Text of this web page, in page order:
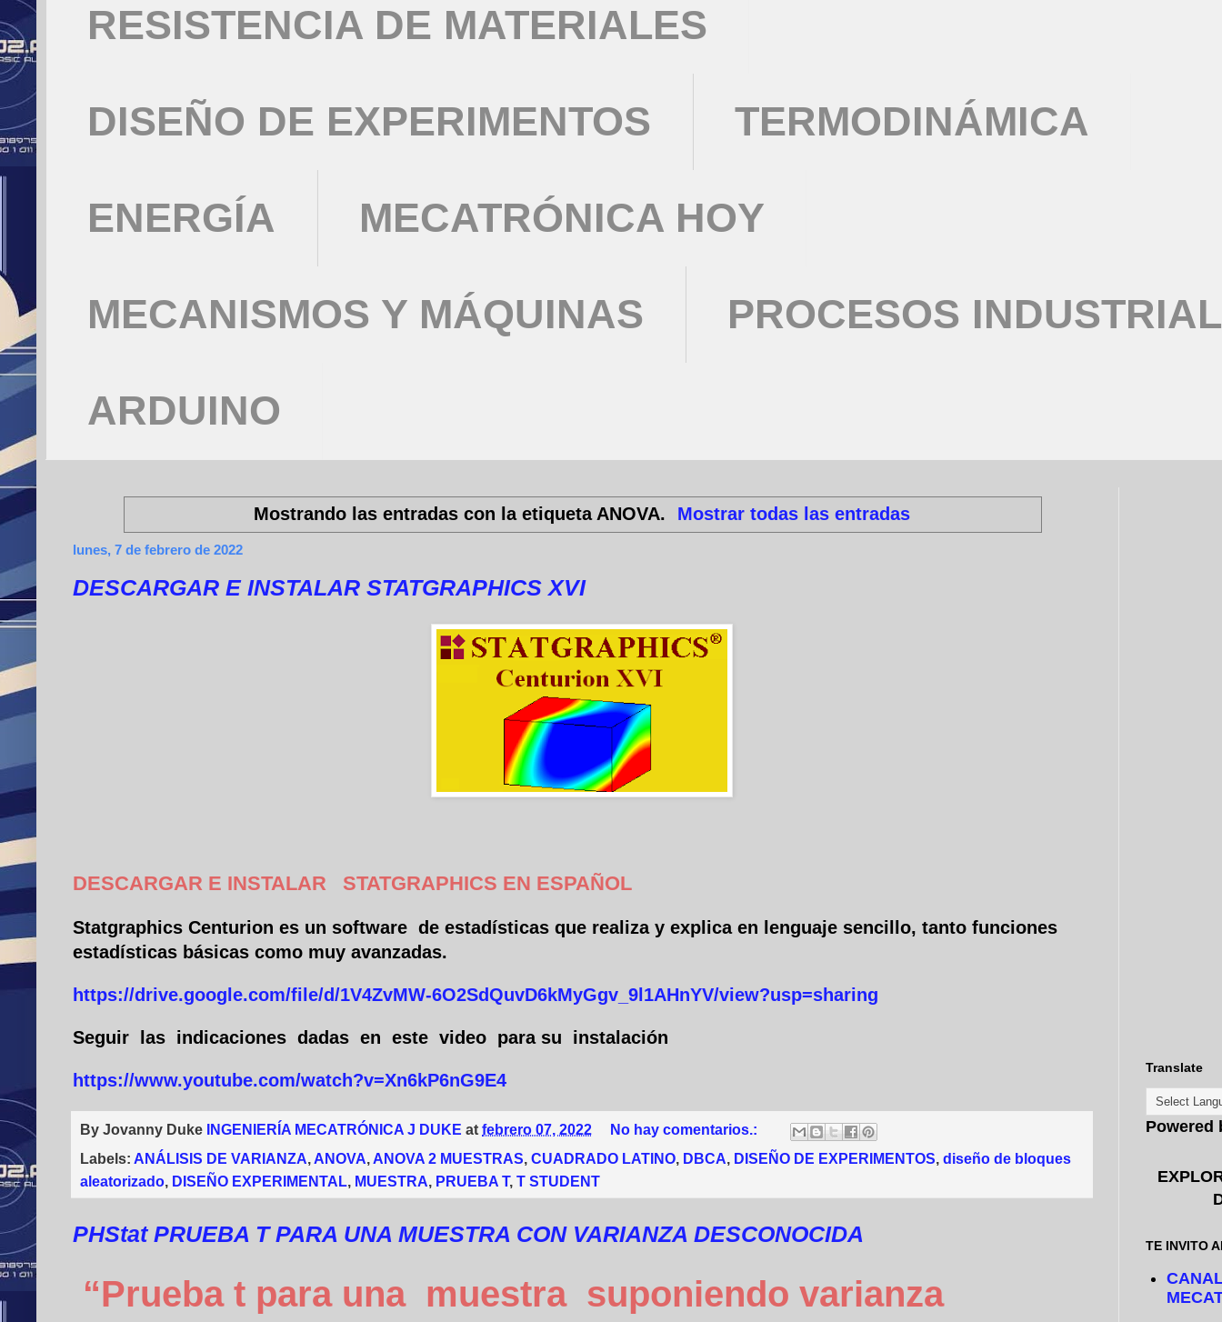
RESISTENCIA DE MATERIALES
DISEÑO DE EXPERIMENTOS TERMODINÁMICA
ENERGÍA MECATRÓNICA HOY
MECANISMOS Y MÁQUINAS PROCESOS
ARDUINO
Mostrando las entradas con la etiqueta ANOVA. Mostrar todas las entradas
lunes, 7 de febrero de 2022
DESCARGAR E INSTALAR STATGRAPHICS XVI
DESCARGAR E INSTALAR STATGRAPHICS EN ESPAÑOL
Statgraphics Centurion es un software de estadísticas que realiza y explica en lenguaje sencillo, tanto funciones
estadísticas básicas como muy avanzadas.
https://drive.google.com/file/d/1V4ZvMW-6O2SdQuvD6kMyGgv_9l1AHnYV/view?usp=sharing
Seguir las indicaciones dadas en este video para su instalación
https://www.youtube.com/watch?v=Xn6kP6nG9E4
By Jovanny Duke INGENIERÍA MECATRÓNICA J DUKE at febrero 07, 2022
No hay comentarios.:
Labels: ANÁLISIS DE VARIANZA ANOVA ANOVA 2 MUESTRAS CUADRADO LATINO DBCA DISEÑO DE EXPERIMENTOS diseño de bloques
aleatorizado DISEÑO EXPERIMENTAL MUESTRA PRUEBA T, T STUDENT
PHStat PRUEBA T PARA UNA MUESTRA CON VARIANZA DESCONOCIDA
“Prueba t para una muestra suponiendo varianza
Translate
Powered
TE INVITO